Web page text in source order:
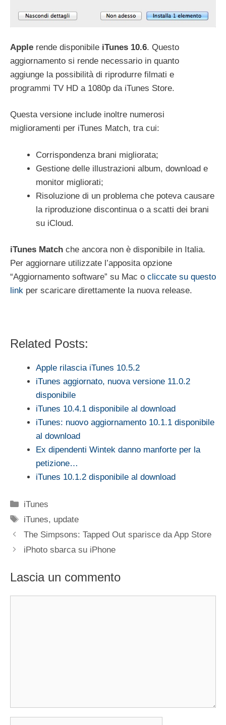
Apple rende disponibile iTunes 10.6. Questo
aggiornamento si rende necessario in quanto
aggiunge la possibilità di riprodurre filmati e
programmi TV HD a 1080p da iTunes Store.
Questa versione include inoltre numerosi
miglioramenti per iTunes Match, tra cui:
Corrispondenza brani migliorata;
Gestione delle illustrazioni album, download e
monitor migliorati;
Risoluzione di un problema che poteva causare
la riproduzione discontinua o a scatti dei brani
su iCloud.
iTunes Match che ancora non è disponibile in Italia.
Per aggiornare utilizzate l’apposita opzione
“Aggiornamento software” su Mac o cliccate su questo
link per scaricare direttamente la nuova release.
Related Posts:
Apple rilascia iTunes 10.5.2
iTunes aggiornato, nuova versione 11.0.2
disponibile
iTunes 10.4.1 disponibile al download
iTunes: nuovo aggiornamento 10.1.1 disponibile
al download
Ex dipendenti Wintek danno manforte per la
petizione…
iTunes 10.1.2 disponibile al download
Categorie
iTunes
Tag
iTunes, update
The Simpsons: Tapped Out sparisce da App Store
iPhoto sbarca su iPhone
Lascia un commento